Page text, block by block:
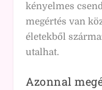
kényelmes
megértés van
életekből
utalhat.
Azonnal